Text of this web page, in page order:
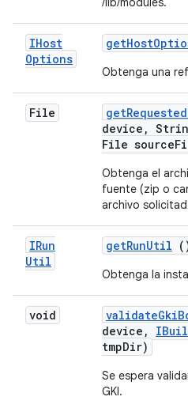
IHost
Options
getHost
Obtenga una
File getRequested
device ,
File source
Obtenga el
fuente (zip o
archivo
IRun
Util
getRunUtil
Obtenga la
void validateGki
device ,
tmpDir)
Se espera
GKI.